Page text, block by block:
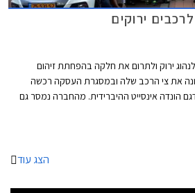
ירוקים
ירוק ולתרום את חלקה בהפחתת זיהום
את צי הרכב שלה ובמסגרת העסקה רכשה
מכוניות מדגם הונדה אינסייט ההיברידית. מהחברה נמסר גם
הצג עוד